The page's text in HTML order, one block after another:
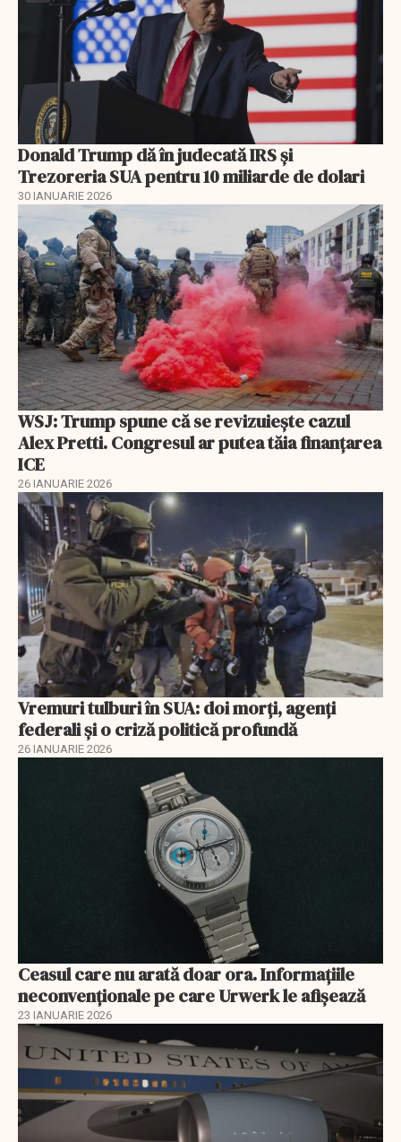
Donald Trump dă în judecată IRS și
Trezoreria SUA pentru 10 miliarde de dolari
30 IANUARIE 2026
WSJ: Trump spune că se revizuiește cazul
Alex Pretti. Congresul ar putea tăia finanțarea
ICE
26 IANUARIE 2026
Vremuri tulburi în SUA: doi morți, agenți
federali și o criză politică profundă
26 IANUARIE 2026
Ceasul care nu arată doar ora. Informațiile
neconvenționale pe care Urwerk le afișează
23 IANUARIE 2026